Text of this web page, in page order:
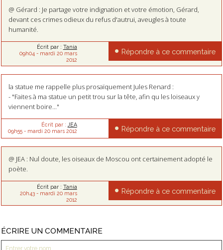
@ Gérard : Je partage votre indignation et votre émotion, Gérard,
devant ces crimes odieux du refus d'autrui, aveugles à toute
humanité.
Écrit par : Tania
09h04- mardi 20 mars
2012
Répondre à ce commentaire
la statue me rappelle plus prosaïquement Jules Renard :
- "Faites à ma statue un petit trou sur la tête, afin qu les loiseaux y
viennent boire..."
Écrit par : JEA
09h55- mardi 20 mars 2012 Répondre à ce commentaire
@ JEA : Nul doute, les oiseaux de Moscou ont certainement adopté le
poète.
Écrit par : Tania
20h43- mardi 20 mars
2012
Répondre à ce commentaire
ÉCRIRE UN COMMENTAIRE